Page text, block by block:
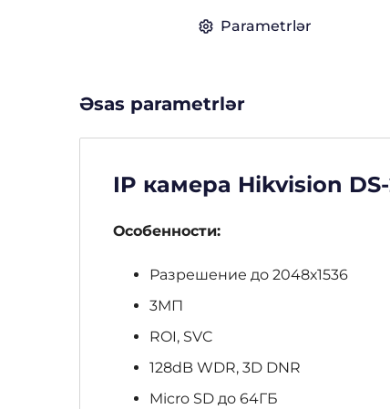
Parametrlər
Əsas parametrlər
IP камера Hikvision
Особенности:
Разрешение до 2048х1536
3МП
ROI, SVC
128dB WDR, 3D DNR
Micro SD до 64ГБ